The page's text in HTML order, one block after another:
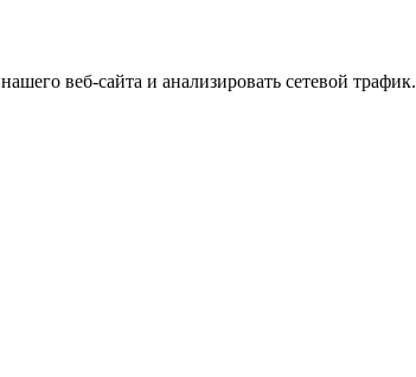
веб-сайта и анализировать сетевой трафик.